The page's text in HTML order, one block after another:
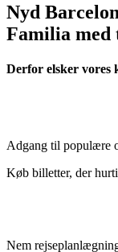
Nyd
Familia med
Derfor elsker vores
Adgang til populære
Køb billetter, der
Nem